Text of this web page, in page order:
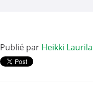
Publié par Heikki Laurila